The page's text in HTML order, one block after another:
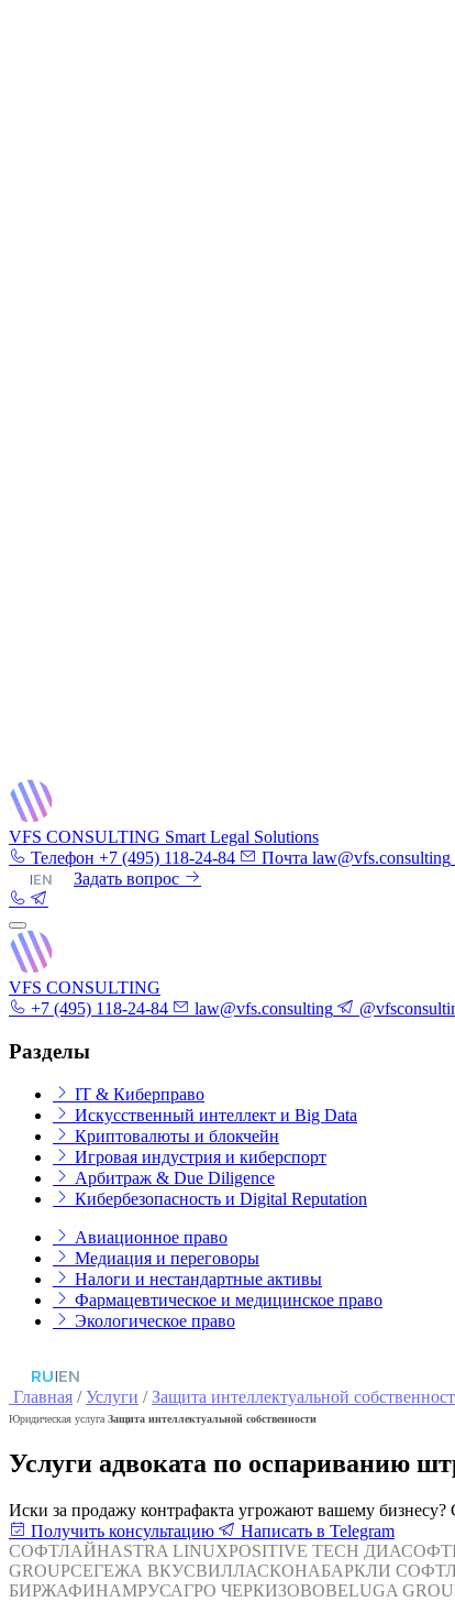
VFS CONSULTING Smart Legal Solutions
Телефон +7 (495) 118-24-84 Почта law@vfs.consulting
|EN Задать вопрос
VFS CONSULTING
+7 (495) 118-24-84
law@vfs.consulting
Разделы
IT & Киберправо
Искусственный интеллект и Big Data
Криптовалюты и блокчейн
Игровая индустрия и киберспорт
Арбитраж & Due Diligence
Кибербезопасность и Digital Reputation
Авиационное право
Медиация и переговоры
Налоги и нестандартные активы
Фармацевтическое и медицинское право
Экологическое право
RU|EN
Главная /Услуги /Защита интеллектуальной
Юридическая услуга Защита интеллектуальной собственности
Услуги адвоката по оспариванию
Иски за продажу контрафакта угрожают вашему
Получить консультацию
Написать в Telegram
СОФТЛАЙНASTRA LINUXPOSITIVE TECH ДИАСОФТ
GROUPСЕГЕЖА ВКУСВИЛЛАСКОНАБАРКЛИ
БИРЖАФИНАМРУСАГРО ЧЕРКИЗОВОBELUGA